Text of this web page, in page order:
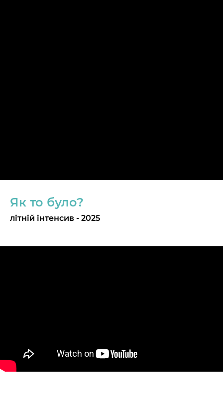
Як то було?
літній інтенсив - 2025